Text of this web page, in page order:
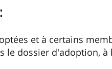
et à certains
le dossier d'adoption, à